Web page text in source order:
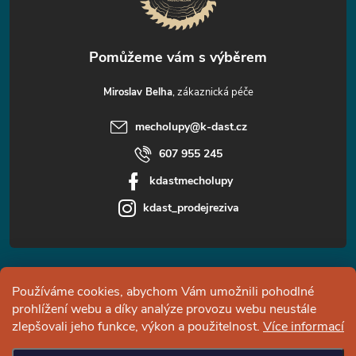
Používáme cookies, abychom Vám umožnili pohodlné
prohlížení webu a díky analýze provozu webu neustále
zlepšovali jeho funkce, výkon a použitelnost. Více informací
Facebook
Miroslav Belha
mecholupy@k-dast.cz
607 955 245
kdastmecholupy
kdast_prodejreziva